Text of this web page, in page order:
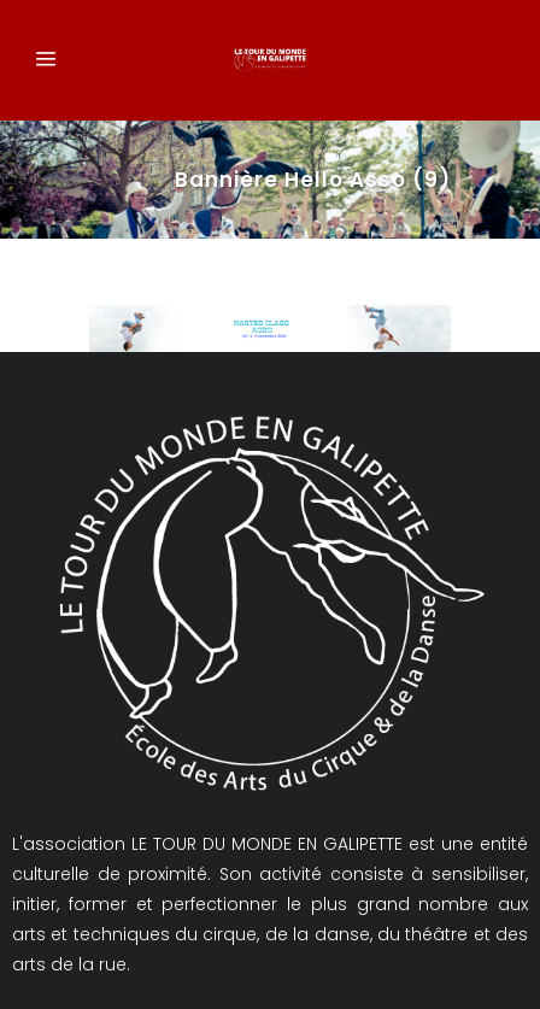
Bannière Hello Asso (9)
L'association LE TOUR DU MONDE EN GALIPETTE est une entité
culturelle de proximité. Son activité consiste à sensibiliser,
initier, former et perfectionner le plus grand nombre aux
arts et techniques du cirque, de la danse, du théâtre et des
arts de la rue.